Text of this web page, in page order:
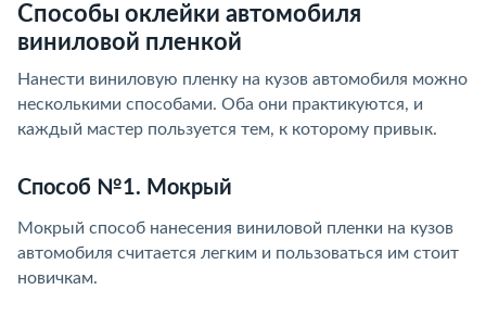
Способы оклейки автомобиля
виниловой пленкой
Нанести виниловую пленку на кузов автомобиля можно
несколькими способами. Оба они практикуются, и
каждый мастер пользуется тем, к которому привык.
Способ №1. Мокрый
Мокрый способ нанесения виниловой пленки на кузов
автомобиля считается легким и пользоваться им стоит
новичкам.